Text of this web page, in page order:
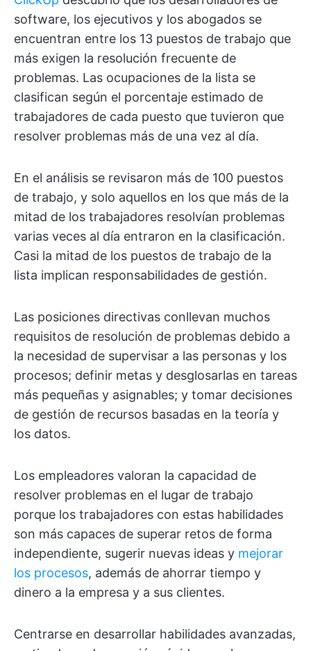
software, los ejecutivos y los abogados se
encuentran entre los 13 puestos de trabajo que
más exigen la resolución frecuente de
problemas. Las ocupaciones de la lista se
clasifican según el porcentaje estimado de
trabajadores de cada puesto que tuvieron que
resolver problemas más de una vez al día.
En el análisis se revisaron más de 100 puestos
de trabajo, y solo aquellos en los que más de la
mitad de los trabajadores resolvían problemas
varias veces al día entraron en la clasificación.
Casi la mitad de los puestos de trabajo de la
lista implican responsabilidades de gestión.
Las posiciones directivas conllevan muchos
requisitos de resolución de problemas debido a
la necesidad de supervisar a las personas y los
procesos; definir metas y desglosarlas en tareas
más pequeñas y asignables; y tomar decisiones
de gestión de recursos basadas en la teoría y
los datos.
Los empleadores valoran la capacidad de
resolver problemas en el lugar de trabajo
porque los trabajadores con estas habilidades
son más capaces de superar retos de forma
independiente, sugerir nuevas ideas y mejorar
los procesos, además de ahorrar tiempo y
dinero a la empresa y a sus clientes.
Centrarse en desarrollar habilidades avanzadas,